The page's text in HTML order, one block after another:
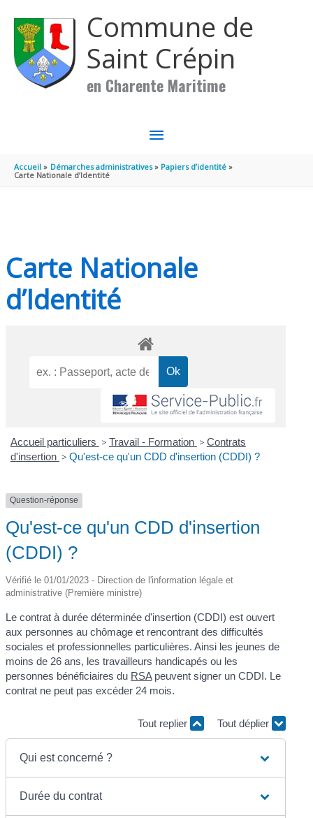
Commune de
Saint Crépin
en Charente Maritime
MENU
PRINCIPAL
Accueil Démarches administratives
Papiers d’identité
Carte Nationale d’Identité
Carte Nationale
d’Identité
Accueil particuliers > Travail - Formation > Contrats
d'insertion > Qu'est-ce qu'un CDD d'insertion (CDDI) ?
Question-réponse
Qu'est-ce qu'un CDD d'insertion
(CDDI) ?
Vérifié le 01/01/2023 - Direction de l'information légale et
administrative (Première ministre)
Le contrat à durée déterminée d'insertion (CDDI) est ouvert
aux personnes au chômage et rencontrant des difficultés
sociales et professionnelles particulières. Ainsi les jeunes de
moins de 26 ans, les travailleurs handicapés ou les
personnes bénéficiaires du RSApeuvent signer un CDDI. Le
contrat ne peut pas excéder 24 mois.
Tout replier Tout déplier
Qui est concerné ?
Durée du contrat